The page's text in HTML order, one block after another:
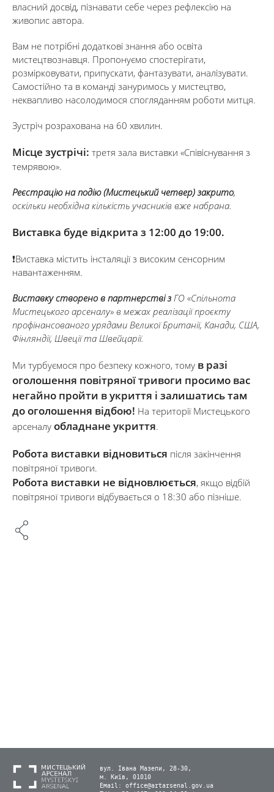
власний досвід, пізнавати себе через рефлексію на
живопис автора.
Вам не потрібні додаткові знання або освіта
мистецтвознавця. Пропонуємо спостерігати,
розмірковувати, припускати, фантазувати, аналізувати.
Самостійно та в команді зануримось у мистецтво,
неквапливо насолодимося спогляданням роботи митця.
Зустріч розрахована на 60 хвилин.
Місце зустрічі: третя зала виставки «Співіснування з
темрявою».
Реєстрацію на подію (Мистецький четвер) закрито,
оскільки необхідна кількість учасників вже набрана.
Виставка буде відкрита з 12:00 до 19:00.
❗️Виставка містить інсталяції з високим сенсорним
навантаженням.
Виставку створено в партнерстві з ГО «Спільнота
Мистецького арсеналу» в межах реалізації проєкту
профінансованого урядами Великої Британії, Канади, США,
Фінляндії, Швеції та Швейцарії.
Ми турбуємося про безпеку кожного, тому в разі
оголошення повітряної тривоги просимо вас
негайно пройти в укриття і залишатись там
до оголошення відбою! На території Мистецького
арсеналу обладнане укриття.
Робота виставки відновиться після закінчення
повітряної тривоги.
Робота виставки не відновлюється, якщо відбій
повітряної тривоги відбувається о 18:30 або пізніше.
вул. Івана Мазепи, 28-30,
м. Київ, 01010
Email: office@artarsenal.gov.ua